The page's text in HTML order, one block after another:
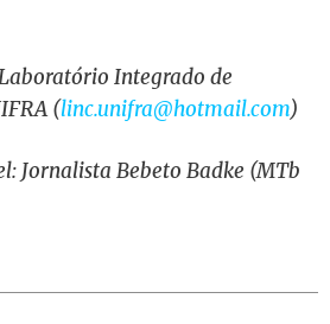
Integrado de
(linc.unifra@hotmail.com)
Jornalista Bebeto Badke (MTb